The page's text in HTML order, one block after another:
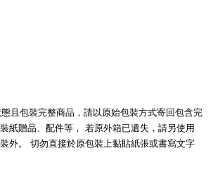
且包裝完整商品，請以原始包裝方式寄回包含完
紙贈品、配件等， 若原外箱已遺失，請另使用
外。 切勿直接於原包裝上黏貼紙張或書寫文字